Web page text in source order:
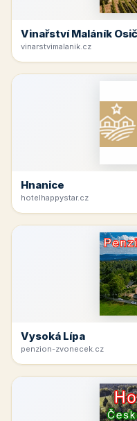
Vinařství Maláník
vinarstvimalanik.cz
Hnanice
hotelhappystar.cz
Vysoká Lípa
penzion-zvonecek.cz